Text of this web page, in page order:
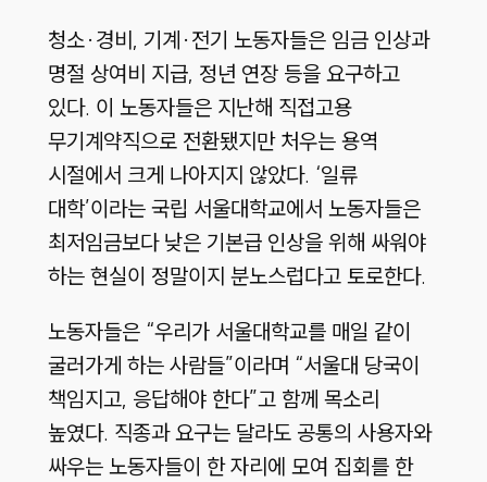
청소·경비, 기계·전기 노동자들은 임금 인상과
명절 상여비 지급, 정년 연장 등을 요구하고
있다. 이 노동자들은 지난해 직접고용
무기계약직으로 전환됐지만 처우는 용역
시절에서 크게 나아지지 않았다. ‘일류
대학’이라는 국립 서울대학교에서 노동자들은
최저임금보다 낮은 기본급 인상을 위해 싸워야
하는 현실이 정말이지 분노스럽다고 토로한다.
노동자들은 “우리가 서울대학교를 매일 같이
굴러가게 하는 사람들”이라며 “서울대 당국이
책임지고, 응답해야 한다”고 함께 목소리
높였다. 직종과 요구는 달라도 공통의 사용자와
싸우는 노동자들이 한 자리에 모여 집회를 한